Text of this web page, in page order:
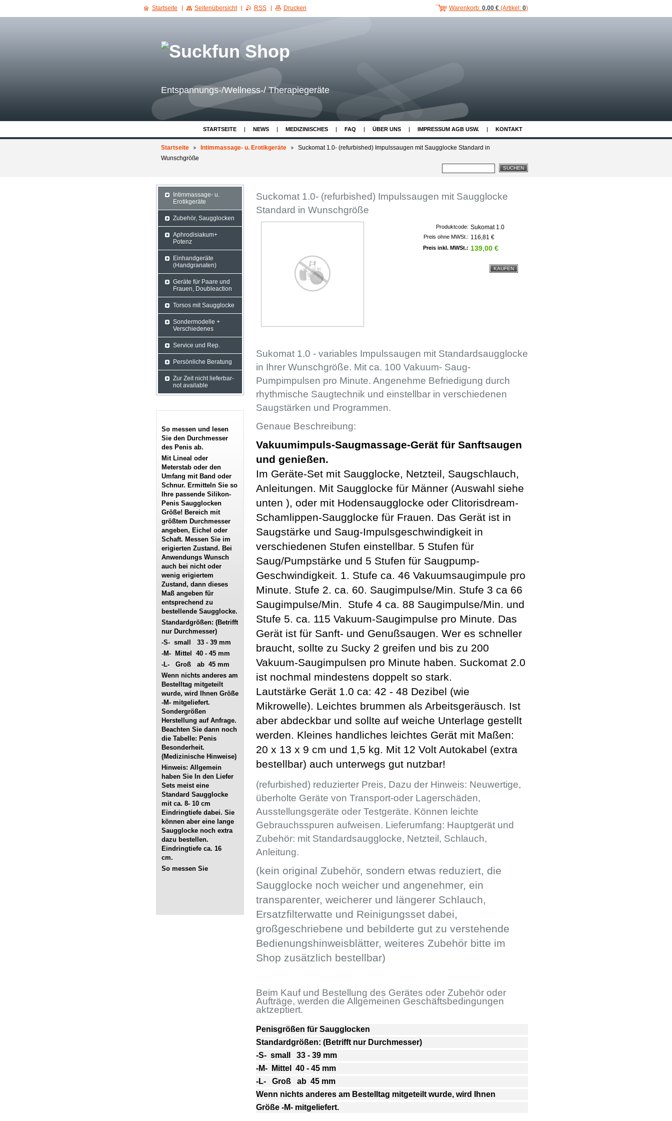
Entspannungs-/Wellness-/ Therapiegeräte
STARTSEITE NEWS MEDIZINISCHES FAQ ÜBER UNS IMPRESSUM AGB USW. KONTAKT
Startseite Intimmassage- u. Erotikgeräte
Suckomat 1.0- (refurbished) Impulssaugen mit Saugglocke Standard in
Wunschgröße
Suckomat 1.0- (refurbished) Impulssaugen mit Saugglocke
Standard in Wunschgröße
Produktcode: Sukomat 1.0
Preis ohne MWSt.: 116,81 €
Preis inkl. MWSt.: 139,00 €
Sukomat 1.0 - variables Impulssaugen mit Standardsaugglocke
in Ihrer Wunschgröße. Mit ca. 100 Vakuum- Saug-
Pumpimpulsen pro Minute. Angenehme Befriedigung durch
rhythmische Saugtechnik und einstellbar in verschiedenen
Saugstärken und Programmen.
Genaue Beschreibung:
Vakuumimpuls-Saugmassage-Gerät für Sanftsaugen
und genießen.
Im Geräte-Set mit Saugglocke, Netzteil, Saugschlauch,
Anleitungen. Mit Saugglocke für Männer (Auswahl siehe
unten ), oder mit Hodensaugglocke oder Clitorisdream-
Schamlippen-Saugglocke für Frauen. Das Gerät ist in
Saugstärke und Saug-Impulsgeschwindigkeit in
verschiedenen Stufen einstellbar. 5 Stufen für
Saug/Pumpstärke und 5 Stufen für Saugpump-
Geschwindigkeit. 1. Stufe ca. 46 Vakuumsaugimpule pro
Minute. Stufe 2. ca. 60. Saugimpulse/Min. Stufe 3 ca 66
Saugimpulse/Min. Stufe 4 ca. 88 Saugimpulse/Min. und
Stufe 5. ca. 115 Vakuum-Saugimpulse pro Minute. Das
Gerät ist für Sanft- und Genußsaugen. Wer es schneller
braucht, sollte zu Sucky 2 greifen und bis zu 200
Vakuum-Saugimpulsen pro Minute haben. Suckomat 2.0
ist nochmal mindestens doppelt so stark.
Lautstärke Gerät 1.0 ca: 42 - 48 Dezibel (wie
Mikrowelle). Leichtes brummen als Arbeitsgeräusch. Ist
aber abdeckbar und sollte auf weiche Unterlage gestellt
werden. Kleines handliches leichtes Gerät mit Maßen:
20 x 13 x 9 cm und 1,5 kg. Mit 12 Volt Autokabel (extra
bestellbar) auch unterwegs gut nutzbar!
(refurbished) reduzierter Preis, Dazu der Hinweis: Neuwertige,
überholte Geräte von Transport-oder Lagerschäden,
Ausstellungsgeräte oder Testgeräte. Können leichte
Gebrauchsspuren aufweisen. Lieferumfang: Hauptgerät und
Zubehör: mit Standardsaugglocke, Netzteil, Schlauch,
Anleitung.
(kein original Zubehör, sondern etwas reduziert, die
Saugglocke noch weicher und angenehmer, ein
transparenter, weicherer und längerer Schlauch,
Ersatzfilterwatte und Reinigungsset dabei,
großgeschriebene und bebilderte gut zu verstehende
Bedienungshinweisblätter, weiteres Zubehör bitte im
Shop zusätzlich bestellbar)
Beim Kauf und Bestellung des Gerätes oder Zubehör oder
Aufträge, werden die Allgemeinen Geschäftsbedingungen
aktzeptiert.
Penisgrößen für Saugglocken
Standardgrößen: (Betrifft nur Durchmesser)
-S- small 33 - 39 mm
-M- Mittel 40 - 45 mm
-L- Groß ab 45 mm
Wenn nichts anderes am Bestelltag mitgeteilt wurde, wird Ihnen
Größe -M- mitgeliefert.
Intimmassage- u.
Erotikgeräte
Zubehör, Saugglocken
Aphrodisiakum+
Potenz
Einhandgeräte
(Handgranaten)
Geräte für Paare und
Frauen, Doubleaction
Torsos mit Saugglocke
Sondermodelle +
Verschiedenes
Service und Rep.
Persönliche Beratung
Zur Zeit nicht lieferbar-
not available
So messen und lesen
Sie den Durchmesser
des Penis ab.
Mit Lineal oder
Meterstab oder den
Umfang mit Band oder
Schnur. Ermitteln Sie so
Ihre passende Silikon-
Penis Saugglocken
Größe! Bereich mit
größtem Durchmesser
angeben, Eichel oder
Schaft. Messen Sie im
erigierten Zustand. Bei
Anwendungs Wunsch
auch bei nicht oder
wenig erigiertem
Zustand, dann dieses
Maß angeben für
entsprechend zu
bestellende Saugglocke.
Standardgrößen: (Betrifft
nur Durchmesser)
-S- small 33 - 39 mm
-M- Mittel 40 - 45 mm
-L- Groß ab 45 mm
Wenn nichts anderes am
Bestelltag mitgeteilt
wurde, wird Ihnen Größe
-M- mitgeliefert.
Sondergrößen
Herstellung auf Anfrage.
Beachten Sie dann noch
die Tabelle: Penis
Besonderheit.
(Medizinische Hinweise)
Hinweis: Allgemein
haben Sie In den Liefer
Sets meist eine
Standard Saugglocke
mit ca. 8- 10 cm
Eindringtiefe dabei. Sie
können aber eine lange
Saugglocke noch extra
dazu bestellen.
Eindringtiefe ca. 16
cm.
So messen Sie
Warenkorb: 0,00 € (Artikel: 0)
Startseite Seitenübersicht RSS Drucken